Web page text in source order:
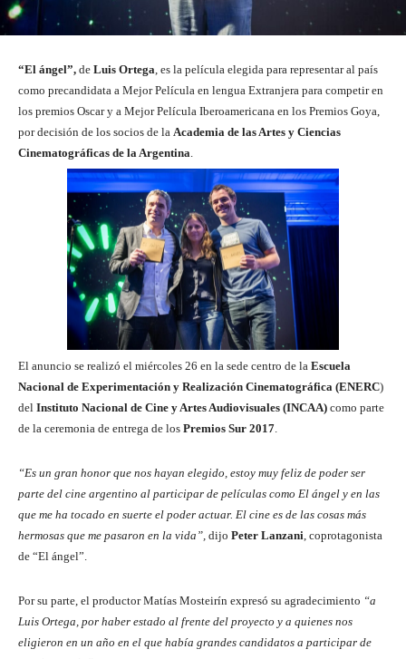
“El ángel”, de Luis Ortega , es la película elegida para representar al país
como precandidata a Mejor Película en lengua Extranjera para competir en
los premios Oscar y a Mejor Película Iberoamericana en los Premios Goya,
por decisión de los socios de la Academia de las Artes y Ciencias
Cinematográficas de la Argentina
El anuncio se realizó el miércoles 26 en la sede centro de la Escuela
Nacional de Experimentación y Realización Cinematográfica (ENERC)
del Instituto Nacional de Cine y Artes Audiovisuales (INCAA) como parte
de la ceremonia de entrega de los Premios Sur 2017.
“Es un gran honor que nos hayan elegido, estoy muy feliz de poder ser
parte del cine argentino al participar de películas como El ángel y en las
que me ha tocado en suerte el poder actuar. El cine es de las cosas más
hermosas que me pasaron en la vida”, dijo Peter Lanzani, coprotagonista
de “El ángel”.
Por su parte, el productor Matías Mosteirín expresó su agradecimiento “a
Luis Ortega, por haber estado al frente del proyecto y a quienes nos
eligieron en un año en el que había grandes candidatos a participar de